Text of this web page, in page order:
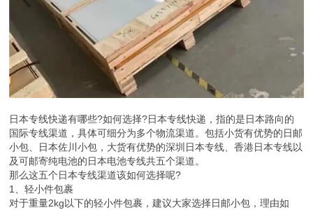
日本专线快递有哪些?如何选择?日本专线快递，指的是日本路向的
国际专线渠道，具体可细分为多个物流渠道。包括小货有优势的日邮
小包、日本佐川小包，大货有优势的深圳日本专线、香港日本专线以
及可邮寄纯电池的日本电池专线共五个渠道。
那么这五个日本专线渠道该如何选择呢?
1、轻小件包裹
对于重量2kg以下的轻小件包裹，建议大家选择日邮小包，理由如